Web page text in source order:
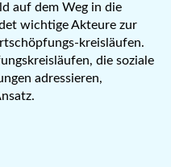
auf dem Weg in die
wichtige Akteure zur
kreisläufen.
die soziale
adressieren,